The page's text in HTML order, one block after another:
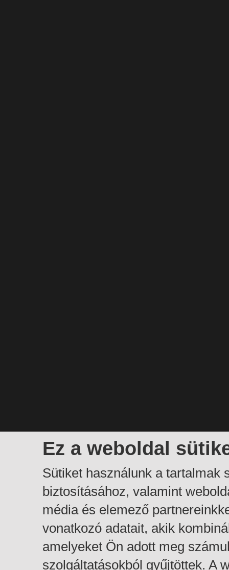
Ez a weboldal
Sütiket használunk a tartalmak
biztosításához, valamint
média és elemező
vonatkozó adatait, akik
amelyeket Ön adott meg
szolgáltatásokból gyűjtöttek. A